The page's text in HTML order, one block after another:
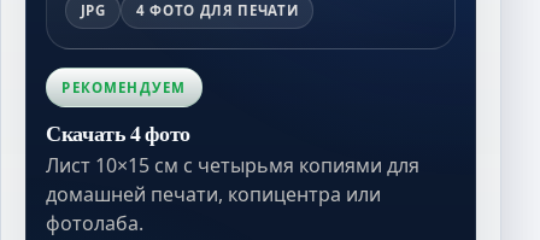
JPG 4 ФОТО ДЛЯ ПЕЧАТИ
РЕКОМЕНДУЕМ
Скачать 4 фото
Лист 10×15 см с четырьмя копиями для
домашней печати, копицентра или
фотолаба.